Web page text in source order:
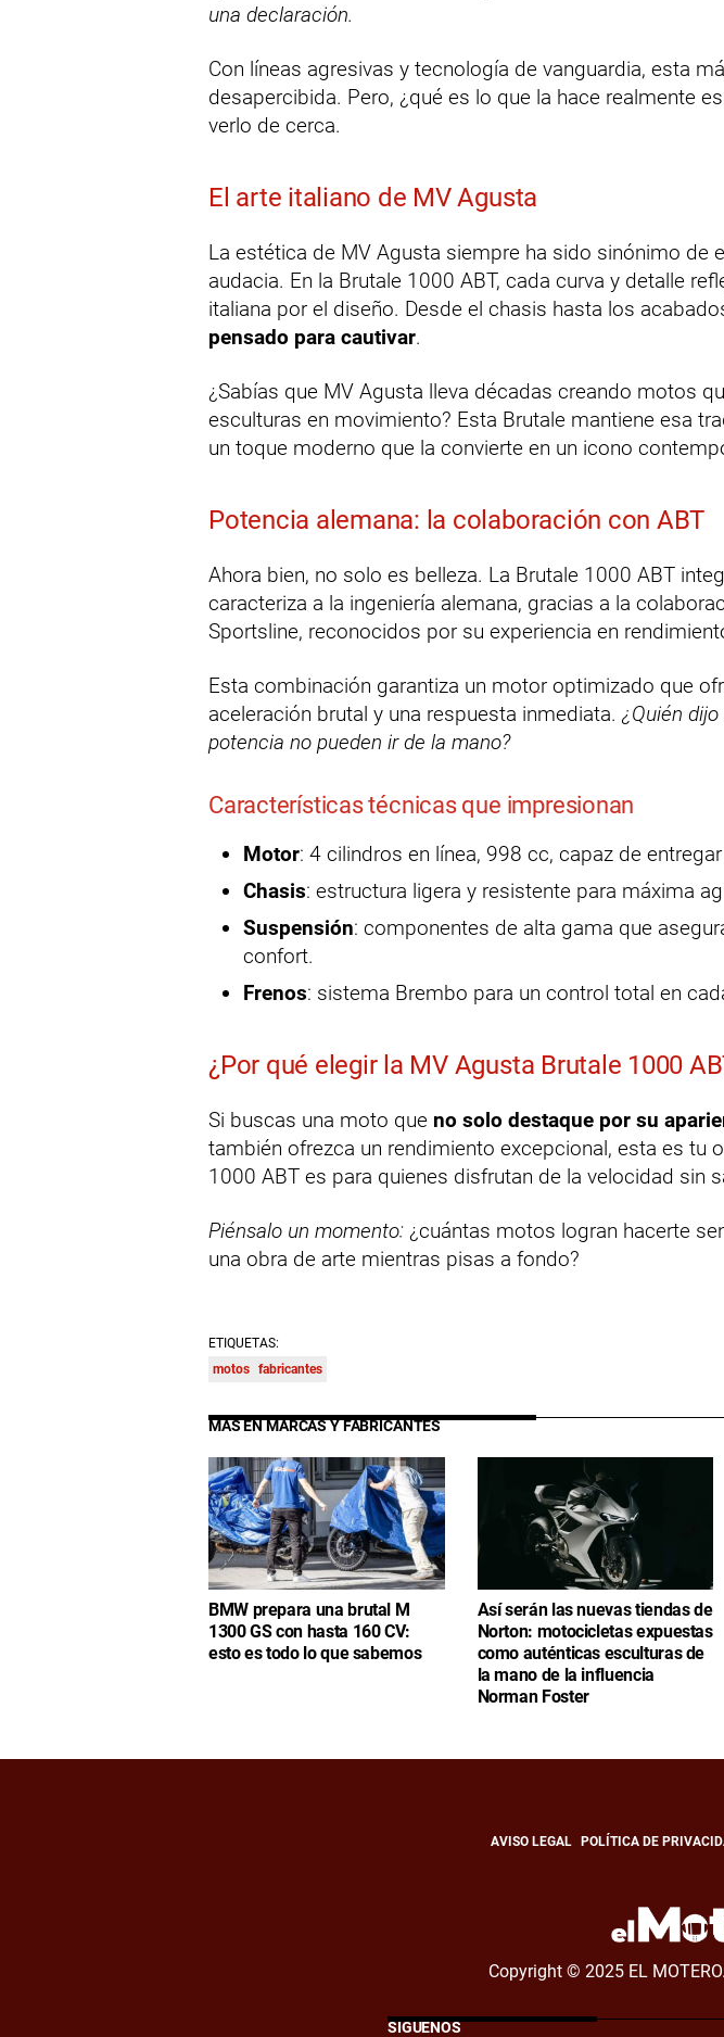
una declaración.
Con líneas agresivas y tecnología de vanguardia, esta
desapercibida. Pero, ¿qué es lo que la hace realmente
verlo de cerca.
El arte italiano de MV Agusta
La estética de MV Agusta siempre ha sido sinónimo de
audacia. En la Brutale 1000 ABT, cada curva y detalle
italiana por el diseño. Desde el chasis hasta los
pensado para cautivar.
¿Sabías que MV Agusta lleva décadas creando motos
esculturas en movimiento? Esta Brutale mantiene esa
un toque moderno que la convierte en un icono
Potencia alemana: la colaboración con ABT
Ahora bien, no solo es belleza. La Brutale 1000 ABT
caracteriza a la ingeniería alemana, gracias a la
Sportsline, reconocidos por su experiencia en
Esta combinación garantiza un motor optimizado que
aceleración brutal y una respuesta inmediata. ¿Quién
potencia no pueden ir de la mano?
Características técnicas que impresionan
Motor: 4 cilindros en línea, 998 cc, capaz de
Chasis: estructura ligera y resistente para máxima
Suspensión: componentes de alta gama que
confort.
Frenos: sistema Brembo para un control total en
¿Por qué elegir la MV Agusta Brutale 1000
Si buscas una moto que no solo destaque por su
también ofrezca un rendimiento excepcional, esta es tu
1000 ABT es para quienes disfrutan de la velocidad sin
Piénsalo un momento: ¿cuántas motos logran hacerte
una obra de arte mientras pisas a fondo?
ETIQUETAS:
motos fabricantes
MÁS EN MARCAS Y FABRICANTES
BMW prepara una brutal M
1300 GS con hasta 160 CV:
esto es todo lo que sabemos
Así serán las nuevas tiendas de
Norton: motocicletas expuestas
como auténticas esculturas de
la mano de la influencia
Norman Foster
AVISO LEGAL POLÍTICA DE
Copyright © 2025 EL
SÍGUENOS